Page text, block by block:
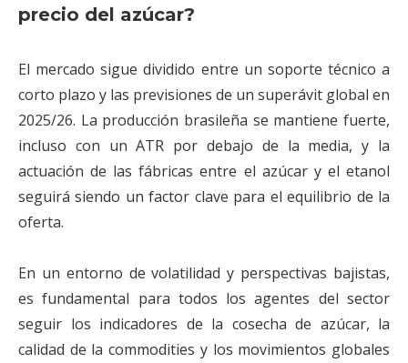
precio del azúcar?
El mercado sigue dividido entre un soporte técnico a
corto plazo y las previsiones de un superávit global en
2025/26. La producción brasileña se mantiene fuerte,
incluso con un ATR por debajo de la media, y la
actuación de las fábricas entre el azúcar y el etanol
seguirá siendo un factor clave para el equilibrio de la
oferta.
En un entorno de volatilidad y perspectivas bajistas,
es fundamental para todos los agentes del sector
seguir los indicadores de la cosecha de azúcar, la
calidad de la commodities y los movimientos globales